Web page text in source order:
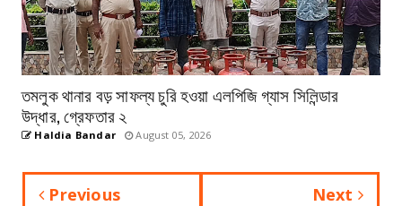
তমলুক থানার বড় সাফল্য চুরি হওয়া এলপিজি গ্যাস সিলিন্ডার
উদ্ধার, গ্রেফতার ২
Haldia Bandar August 05, 2026
Previous Next